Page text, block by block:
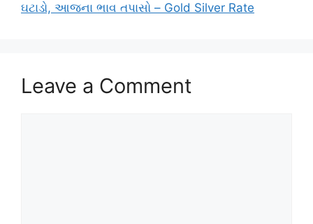
ઘટાડો, આજના ભાવ તપાસો – Gold Silver Rate
Leave a Comment